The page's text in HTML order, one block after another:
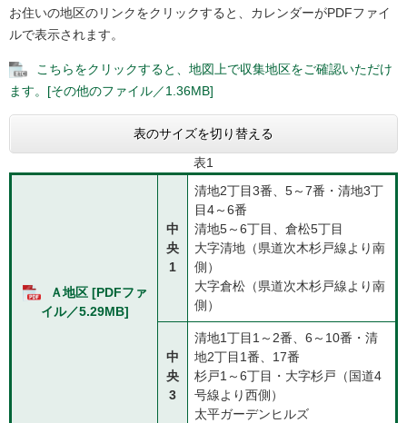
お住いの地区のリンクをクリックすると、カレンダーがPDFファイ
ルで表示されます。
こちらをクリックすると、地図上で収集地区をご確認いただけ
ます。[その他のファイル／1.36MB]
表のサイズを切り替える
表1
Ａ地区 [PDFファ
イル／5.29MB]
中
央
1
清地2丁目3番、5～7番・清地3丁
目4～6番
清地5～6丁目、倉松5丁目
大字清地（県道次木杉戸線より南
側）
大字倉松（県道次木杉戸線より南
側）
中
央
3
清地1丁目1～2番、6～10番・清
地2丁目1番、17番
杉戸1～6丁目・大字杉戸（国道4
号線より西側）
太平ガーデンヒルズ